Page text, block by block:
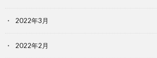
2022年3月
2022年2月